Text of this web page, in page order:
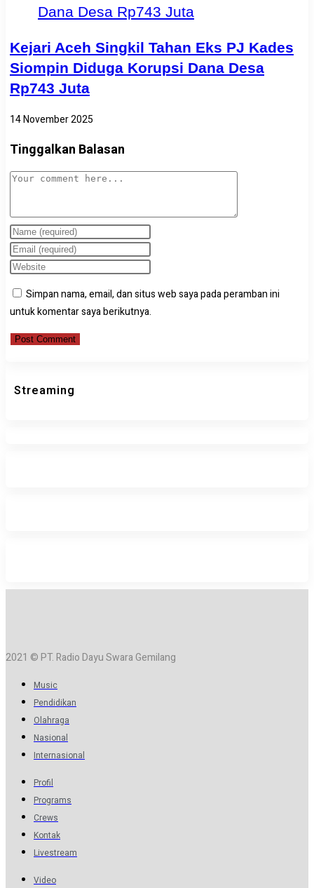
Kejari Aceh Singkil Tahan Eks PJ Kades
Siompin Diduga Korupsi Dana Desa
Rp743 Juta
14 November 2025
Tinggalkan Balasan
Comment
Enter
your
name
username
to
comment
Enter
your
address
to
comment
Enter
website
URL
(optional)
Simpan nama, email, dan situs web saya pada peramban ini
untuk komentar saya berikutnya.
Streaming
2021 © PT. Radio Dayu Swara Gemilang
Music
Pendidikan
Olahraga
Nasional
Internasional
Profil
Programs
Crews
Kontak
Livestream
Video